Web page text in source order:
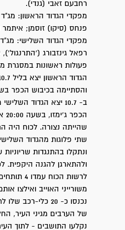
רחבעם זאבי (גנדי).
מפקדי הגדוד הראשון:
פנחס (סיקו) זוסמן; איתמר
מפקדי הגדוד השלישי:
רפאל גינזבורג
פעולות ראשונות במסגרת
והסתיימה בכיבוש הכפר בשעה 03:00. ביום שלמחרת תפס הכוח גם את חרובה ואת
שהייתה נצורה. לכוח היה
ונתקלו בהתנגדות
ולהתארגן להגנה היקפית. לכוח היו 2 הרוגים
נכנסו כ- 20
של הערבים מגיני העיר,
נקלעו התושבים - לתוך